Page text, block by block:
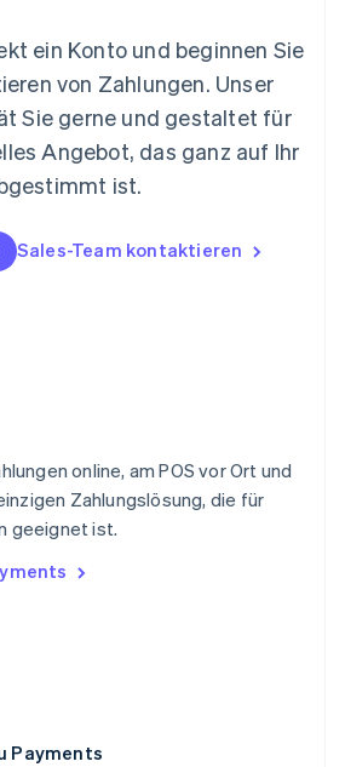
ein Konto und beginnen Sie
von Zahlungen. Unser
Sie gerne und gestaltet für
Angebot, das ganz auf Ihr
ist.
Sales-Team kontaktieren
online, am POS vor Ort und
Zahlungslösung, die für
geeignet ist.
Payments